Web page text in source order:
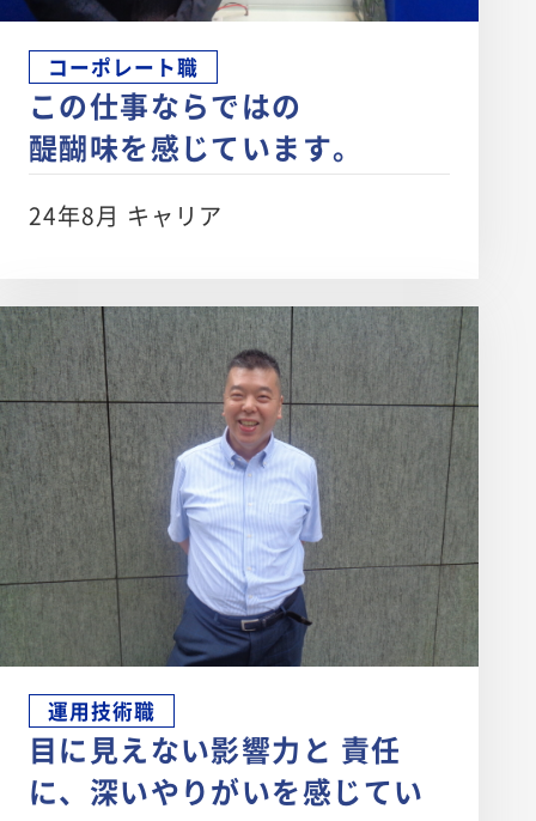
コーポレート職
この仕事ならではの
醍醐味を感じています。
24年8月 キャリア
運用技術職
目に見えない影響力と 責任
に、深いやりがいを感じてい